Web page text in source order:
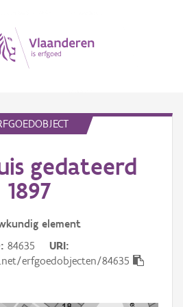
gedateerd
1897
element
84635
URI
erfgoedobjecten/84635